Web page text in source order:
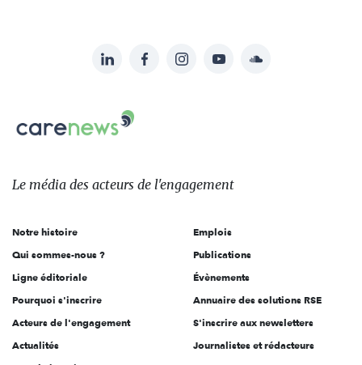
sur:
LinkedInFacebookInstagramYouTubeSoundcloud
Carenews,
Le
des
l'engagement
Le média des acteurs de l'engagement
Notre histoire
Qui sommes-nous ?
Ligne éditoriale
Pourquoi s'inscrire
Acteurs de l'engagement
Actualités
Emplois
Publications
Évènements
Annuaire des solutions RSE
S'inscrire aux newsletters
Journalistes et rédacteurs